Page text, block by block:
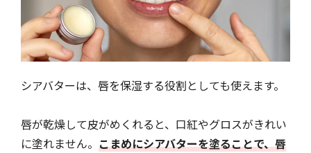
シアバターは、唇を保湿する役割としても使えます。
唇が乾燥して皮がめくれると、口紅やグロスがきれい
に塗れません。 こまめにシアバターを塗ることで、唇